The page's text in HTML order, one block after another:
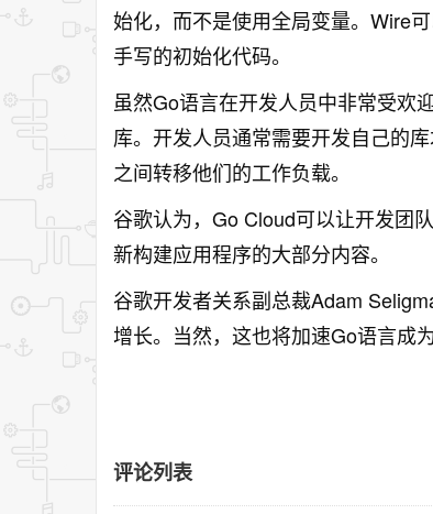
始化，而不是使用全局变量。Wire
手写的初始化代码。
虽然Go语言在开发人员中非常受欢
库。开发人员通常需要开发自己的
之间转移他们的工作负载。
谷歌认为，Go Cloud可以让开发团
新构建应用程序的大部分内容。
谷歌开发者关系副总裁Adam
增长。当然，这也将加速Go语言成
评论列表